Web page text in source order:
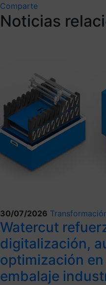
Comparte
Noticias
30/07/2026
Watercut
digitalización,
optimización
embalaje